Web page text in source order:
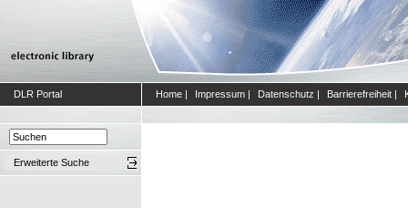
DLR Portal Home | Impressum | Datenschutz | Barrierefreiheit |
Erweiterte Suche